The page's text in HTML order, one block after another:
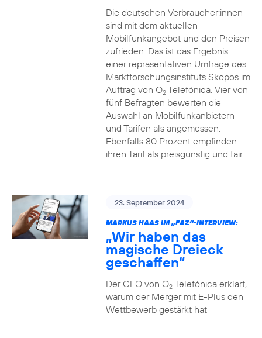
Die deutschen Verbraucher:innen
sind mit dem aktuellen
Mobilfunkangebot und den Preisen
zufrieden. Das ist das Ergebnis
einer repräsentativen Umfrage des
Marktforschungsinstituts Skopos im
Auftrag von O2Telefónica. Vier von
fünf Befragten bewerten die
Auswahl an Mobilfunkanbietern
und Tarifen als angemessen.
Ebenfalls 80 Prozent empfinden
ihren Tarif als preisgünstig und fair.
23. September 2024
MARKUS HAAS IM „FAZ“-INTERVIEW:
„Wir haben das
magische Dreieck
geschaffen“
Der CEO von O2Telefónica erklärt,
warum der Merger mit E-Plus den
Wettbewerb gestärkt hat